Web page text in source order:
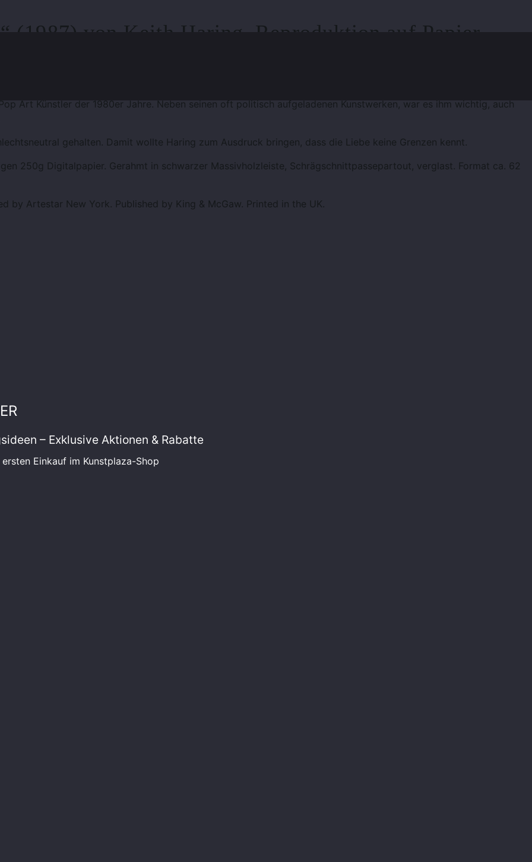
(1987) von Keith Haring, Reproduktion auf Papier
Art Künstler der 1980er Jahre. Neben seinen oft politisch aufgeladenen Kunstwerken, war es ihm wichtig, auch
gehalten. Damit wollte Haring zum Ausdruck bringen, dass die Liebe keine Grenzen kennt.
250g Digitalpapier. Gerahmt in schwarzer Massivholzleiste, Schrägschnittpassepartout, verglast. Format ca. 62
by Artestar New York. Published by King & McGaw. Printed in the UK.
– Exklusive Aktionen & Rabatte
Einkauf im Kunstplaza-Shop